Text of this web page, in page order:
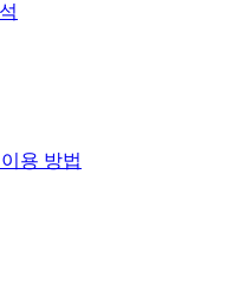
용 방법